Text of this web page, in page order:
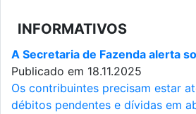
INFORMATIVOS
A Secretaria de Fazenda alerta
Publicado em 18.11.2025
Os contribuintes precisam estar
débitos pendentes e dívidas em